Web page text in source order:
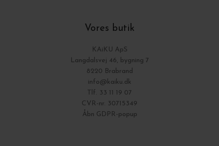
Vores butik
KAiKU ApS
Langdalsvej 46, bygning 7
8220 Brabrand
info@kaiku.dk
Tlf. 33 11 19 07
CVR-nr. 30715349
Åbn GDPR-popup